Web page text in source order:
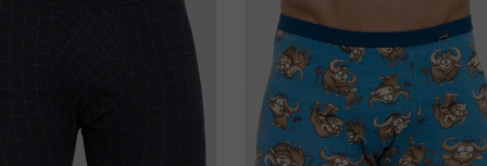
KALHOTKY BAVLNĚNÉ 3679 LOVELYGIRL
KALHOTKY
199 Kč